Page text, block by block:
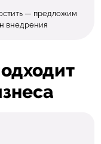
— предложим
внедрения